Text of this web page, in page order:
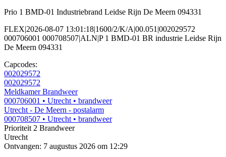
Prio 1 BMD-01 Industriebrand Leidse Rijn De Meern 094331
FLEX|2026-08-07 13:01:18|1600/2/K/A|00.051|002029572
000706001 000708507|ALN|P 1 BMD-01 BR industrie Leidse Rijn
De Meern 094331
Capcodes:
002029572
002029572
Meldkamer Brandweer
000706001 • Utrecht • brandweer
Utrecht - De Meern - postalarm
000708507 • Utrecht • brandweer
Prioriteit 2 Brandweer
Utrecht
Ontvangen: 7 augustus 2026 om 12:29